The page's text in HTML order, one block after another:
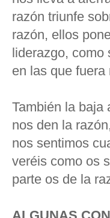
razón triunfe
razón, ellos
liderazgo,
en las que
También la baja
nos den la
nos sentimos
veréis como os
parte os de la